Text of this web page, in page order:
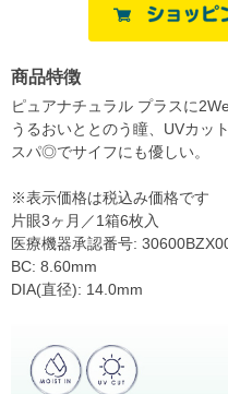
商品特徴
ピュアナチュラル プラスに
うるおいととのう瞳、UVカッ
スパ◎でサイフにも優しい。
※表示価格は税込み価格です
片眼3ヶ月／1箱6枚入
医療機器承認番号:
BC: 8.60mm
DIA(直径): 14.0mm